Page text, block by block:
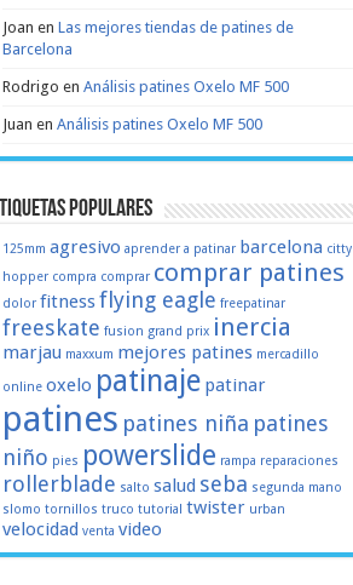
Joan en Las mejores tiendas de patines de
Barcelona
Rodrigo en Análisis patines Oxelo MF 500
Juan en Análisis patines Oxelo MF 500
populares
125mm agresivo aprender a patinar barcelona citty
hopper compra comprar comprar patines
dolor fitnessflying eagle freepatinar
freeskate fusion grand prix inercia
marjau maxxum mejores patines mercadillo
online oxelo patinaje patinar
patines patines niña patines
niño pies powerslide rampa reparaciones
rollerblade salto salud seba segunda mano
slomo tornillos truco tutorial twister urban
velocidad venta video